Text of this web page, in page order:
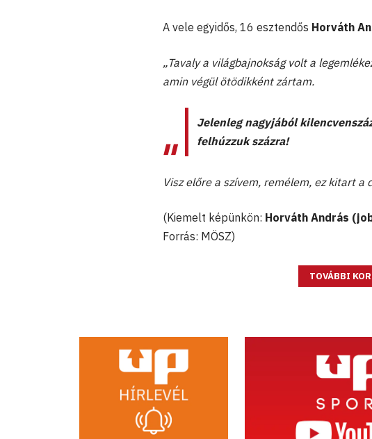
A vele egyidős, 16 esztendős Horváth
„Tavaly a világbajnokság volt a
amin végül ötödikként zártam.
Jelenleg nagyjából
felhúzzuk százra!
Visz előre a szívem, remélem, ez kitart a
(Kiemelt képünkön: Horváth András
Forrás: MÖSZ)
TOVÁBBI